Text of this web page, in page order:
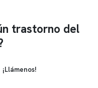
trastorno del
¡Llámenos!